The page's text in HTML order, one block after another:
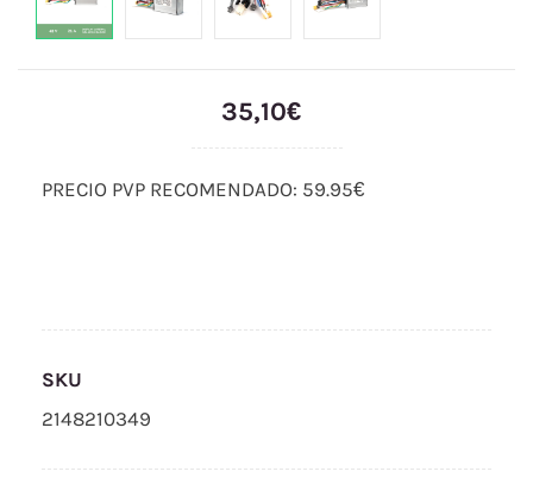
35,10€
PRECIO PVP RECOMENDADO: 59.95€
SKU
2148210349